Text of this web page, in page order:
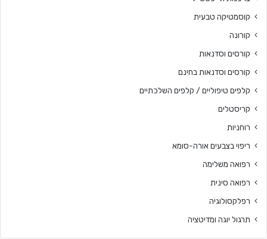
קוסמטיקה טבעית
קורונה
קורסים וסדנאות
קורסים וסדנאות בחינם
קלפים טיפוליים / קלפים השלכתיים
קריסטלים
רוחניות
ריפוי בצבעים אורה-סומא
רפואה משלימה
רפואה סינית
רפלקסולוגיה
תרגול יוגה ומדיטציה